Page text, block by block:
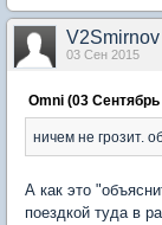
V2Smirnov
03 Сен 2015
Omni (03
ничем не грозит.
А как это
поездкой туда в